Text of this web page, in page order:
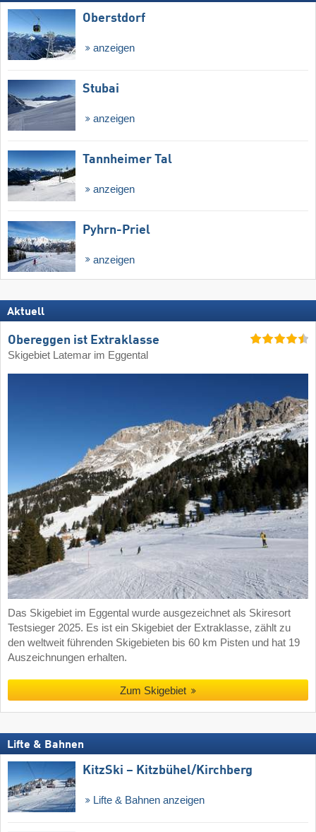
Oberstdorf
anzeigen
Stubai
anzeigen
Tannheimer Tal
anzeigen
Pyhrn-Priel
anzeigen
Aktuell
Obereggen ist Extraklasse
Skigebiet Latemar im Eggental
Das Skigebiet im Eggental wurde ausgezeichnet als Skiresort
Testsieger 2025. Es ist ein Skigebiet der Extraklasse, zählt zu
den weltweit führenden Skigebieten bis 60 km Pisten und hat 19
Auszeichnungen erhalten.
Zum Skigebiet
Lifte & Bahnen
KitzSki – Kitzbühel/​Kirchberg
Lifte & Bahnen anzeigen